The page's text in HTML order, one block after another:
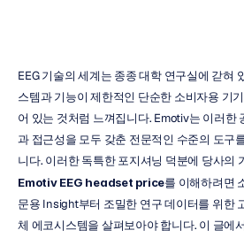
EEG 기술의 세계는 종종 대학 연구실에 갇혀
스템과 기능이 제한적인 단순한 소비자용 기
어 있는 것처럼 느껴집니다. Emotiv는 이러한
과 접근성을 모두 갖춘 전문적인 수준의 도구
Emotiv EEG headset price를 이해하려면
문용 Insight부터 조밀한 연구 데이터를 위한
체 에코시스템을 살펴보아야 합니다. 이 글에